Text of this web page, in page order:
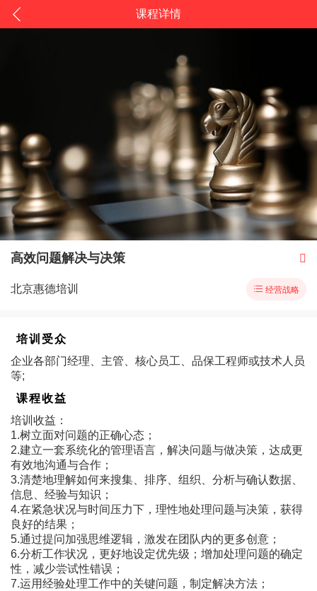
课程详情
高效问题解决与决策 
北京惠德培训  经营战略
培训受众
企业各部门经理、主管、核心员工、品保工程师或技术人员
等;
课程收益
培训收益：
1.树立面对问题的正确心态；
2.建立一套系统化的管理语言，解决问题与做决策，达成更
有效地沟通与合作；
3.清楚地理解如何来搜集、排序、组织、分析与确认数据、
信息、经验与知识；
4.在紧急状况与时间压力下，理性地处理问题与决策，获得
良好的结果；
5.通过提问加强思维逻辑，激发在团队内的更多创意；
6.分析工作状况，更好地设定优先级；增加处理问题的确定
性，减少尝试性错误；
7.运用经验处理工作中的关键问题，制定解决方法；